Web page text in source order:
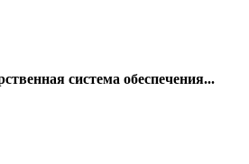
система обеспечения...